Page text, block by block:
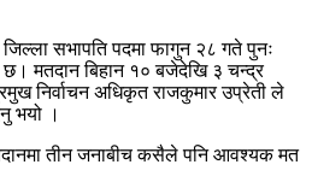
जिल्ला सभापति पदमा फागुन २८ गते पुनः
मतदान बिहान १० बजेदेखि ३ चन्द्र
निर्वाचन अधिकृत राजकुमार उप्रेती ले
भयो ।
तीन जनाबीच कसैले पनि आवश्यक मत